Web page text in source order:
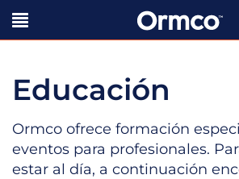
Educación
Ormco ofrece formación
eventos para profesionales.
estar al día, a continuación